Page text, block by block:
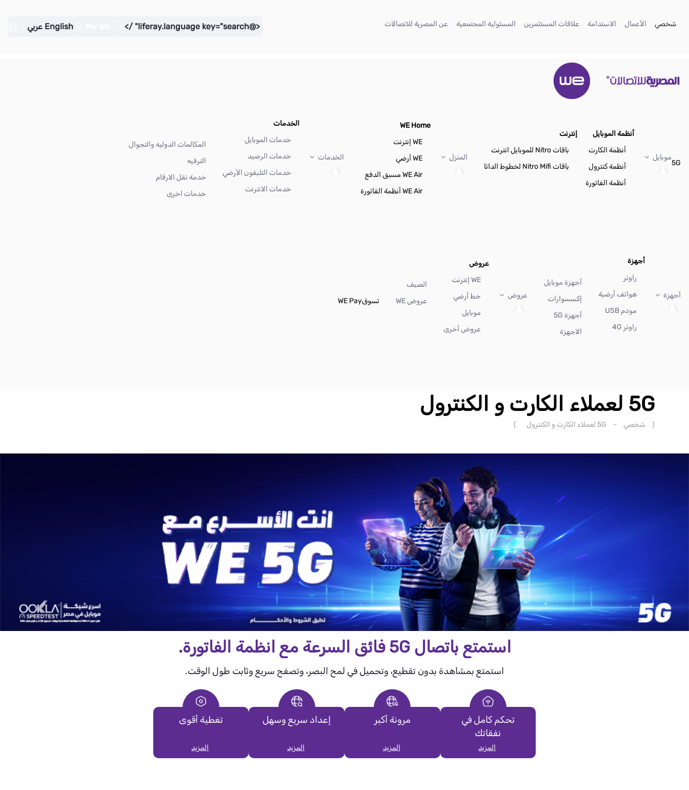
شخصي
الأعمال الاستدامة
(current) علاقات المستثمرين
(current) المسئولية المجتمعية
(current) عن المصرية للاتصالات <@liferay.language key="search" />
English عربي
5G
موبايل
أنظمة الموبايل
أنظمة الكارت
أنظمة كنترول
أنظمة الفاتورة
إنترنت
باقات Nitro للموبايل انترنت
باقات Nitro Mifi لخطوط الداتا
المنزل
WE Home
WE إنترنت
WE أرضي
WE Air مسبق الدفع
WE Air أنظمة الفاتورة
الخدمات
الخدمات
خدمات الموبايل
خدمات الرصيد
خدمات التليفون الأرضي
خدمات الانترنت
المكالمات الدوليه والتجوال
الترفيه
خدمة نقل الارقام
خدمات اخرى
أجهزة
أجهزة
راوتر
هواتف أرضية
مودم USB
راوتر 4G
أجهزة موبايل
إكسسوارات
أجهزة 5G
الاجهزة
عروض
عروض
WE إنترنت
خط أرضي
موبايل
عروض أخرى
الصيف
عروض WE
تسوقWE Pay
5G لعملاء الكارت و الكنترول
( شخصي - 5G لعملاء الكارت و الكنترول )
استمتع باتصال 5G فائق السرعة مع انظمة الفاتورة.
استمتع بمشاهدة بدون تقطيع، وتحميل في لمح البصر، وتصفح سريع وثابت طول الوقت.
تحكم كامل في
نفقاتك
المزيد
مرونة أكبر
المزيد
إعداد سريع وسهل
المزيد
تغطية أقوى
المزيد